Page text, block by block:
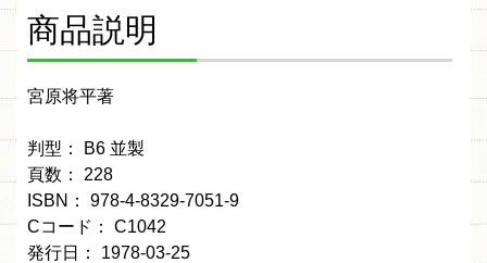
商品説明
宮原将平著
判型： B6 並製
頁数： 228
ISBN： 978-4-8329-7051-9
Cコード： C1042
発行日： 1978-03-25